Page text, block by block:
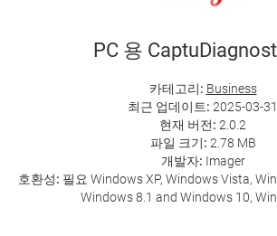
PC 용
카테고리: Business
최근 업데이트: 2025-03-31
현재 버전: 2.0.2
파일 크기: 2.78 MB
개발자: Imager
호환성: 필요 Windows XP, Windows Vista,
Windows 8.1 and Windows 10,